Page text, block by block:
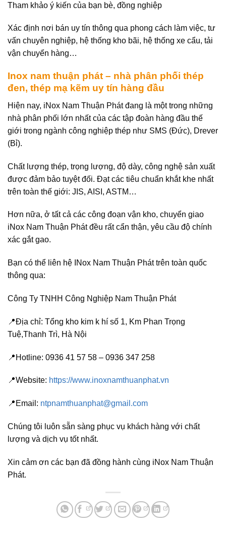
Tham khảo ý kiến của bạn bè, đồng nghiệp
Xác định nơi bán uy tín thông qua phong cách làm việc, tư
vấn chuyên nghiệp, hệ thống kho bãi, hệ thống xe cẩu, tải
vận chuyển hàng…
Inox nam thuận phát – nhà phân phối thép
đen, thép mạ kẽm uy tín hàng đầu
Hiện nay, iNox Nam Thuận Phát đang là một trong những
nhà phân phối lớn nhất của các tập đoàn hàng đầu thế
giới trong ngành công nghiệp thép như SMS (Đức), Drever
(Bỉ).
Chất lượng thép, trọng lượng, độ dày, công nghệ sản xuất
được đảm bảo tuyệt đối. Đạt các tiêu chuẩn khắt khe nhất
trên toàn thế giới: JIS, AISI, ASTM…
Hơn nữa, ở tất cả các công đoạn vận kho, chuyển giao
iNox Nam Thuận Phát đều rất cẩn thận, yêu cầu độ chính
xác gắt gao.
Bạn có thể liên hệ INox Nam Thuận Phát trên toàn quốc
thông qua:
Công Ty TNHH Công Nghiệp Nam Thuận Phát
📍Địa chỉ: Tổng kho kim k hí số 1, Km Phan Trọng
Tuệ,Thanh Trì, Hà Nội
📍Hotline: 0936 41 57 58 – 0936 347 258
📍Website: https://www.inoxnamthuanphat.vn
📍Email: ntpnamthuanphat@gmail.com
Chúng tôi luôn sẵn sàng phục vụ khách hàng với chất
lượng và dịch vụ tốt nhất.
Xin cảm ơn các bạn đã đồng hành cùng iNox Nam Thuận
Phát.